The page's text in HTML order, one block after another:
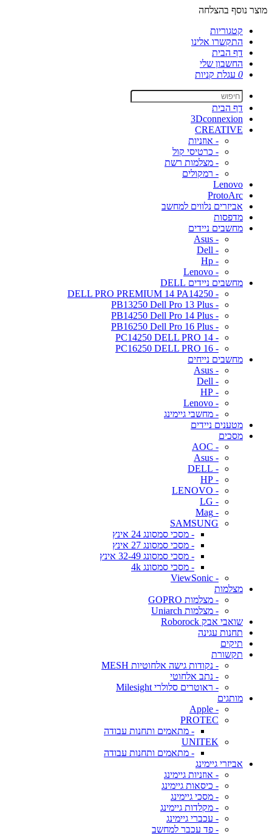
מוצר נוסף בהצלחה
קטגוריות
התקשרו אלינו
דף הבית
החשבון שלי
0 עגלת קניות
דף הבית
3Dconnexion
CREATIVE
- אוזניות
- כרטיסי קול
- מצלמות רשת
- רמקולים
Lenovo
ProtoArc
אביזרים נלווים למחשב
מדפסות
מחשבים ניידים
- Asus
- Dell
- Hp
- Lenovo
מחשבים ניידים DELL
- DELL PRO PREMIUM 14 PA14250
- PB13250 Dell Pro 13 Plus
- PB14250 Dell Pro 14 Plus
- PB16250 Dell Pro 16 Plus
- PC14250 DELL PRO 14
- PC16250 DELL PRO 16
מחשבים נייחים
- Asus
- Dell
- HP
- Lenovo
- מחשבי גיימינג
מטענים ניידים
מסכים
- AOC
- Asus
- DELL
- HP
- LENOVO
- LG
- Mag
SAMSUNG
- מסכי סמסונג 24 אינץ
- מסכי סמסונג 27 אינץ
- מסכי סמסונג 32-49 אינץ
- מסכי סמסונג 4k
- ViewSonic
מצלמות
- מצלמות GOPRO
- מצלמות Uniarch
שואבי אבק Roborock
תחנות עגינה
תיקים
תקשורת
- נקודות גישה אלחוטיות MESH
- נתב אלחוטי
- ראוטרים סלולרי Milesight
מותגים
- Apple
PROTEC
- מתאמים ותחנות עבודה
UNITEK
- מתאמים ותחנות עבודה
אביזרי גיימינג
- אוזניות גיימינג
- כיסאות גיימינג
- מסכי גיימינג
- מקלדות גיימינג
- עכברי גיימינג
- פד עכבר למחשב